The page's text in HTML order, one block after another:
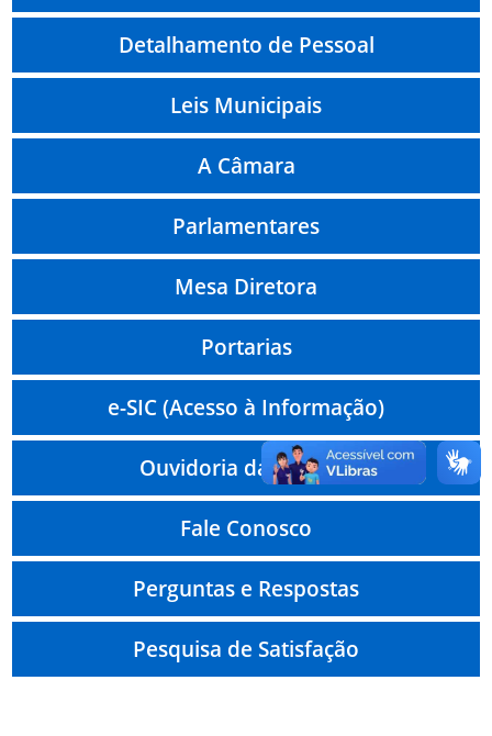
Detalhamento de Pessoal
Leis Municipais
A Câmara
Parlamentares
Mesa Diretora
Portarias
e-SIC (Acesso à Informação)
Ouvidoria da Câmara
Fale Conosco
Perguntas e Respostas
Pesquisa de Satisfação